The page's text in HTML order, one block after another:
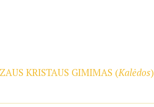
KRISTAUS GIMIMAS (Kalėdos)